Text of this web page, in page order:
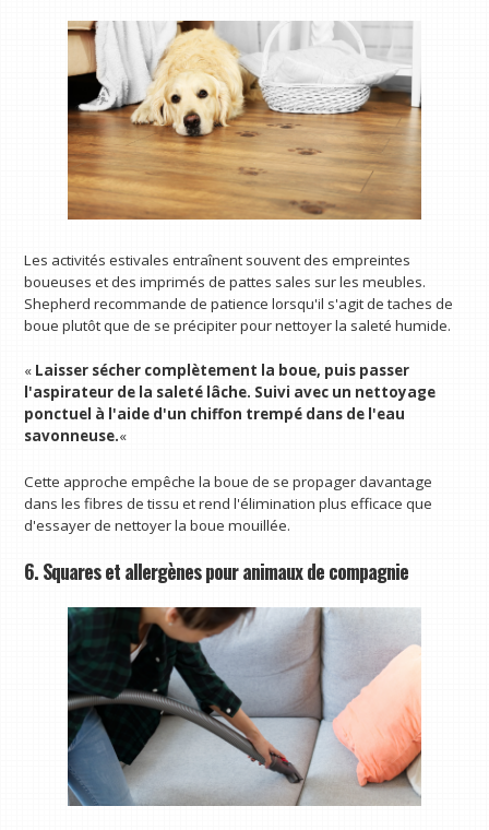
Les activités estivales entraînent souvent des empreintes
boueuses et des imprimés de pattes sales sur les meubles.
Shepherd recommande de patience lorsqu'il s'agit de taches de
boue plutôt que de se précipiter pour nettoyer la saleté humide.
« Laisser sécher complètement la boue, puis passer
l'aspirateur de la saleté lâche. Suivi avec un nettoyage
ponctuel à l'aide d'un chiffon trempé dans de l'eau
savonneuse.«
Cette approche empêche la boue de se propager davantage
dans les fibres de tissu et rend l'élimination plus efficace que
d'essayer de nettoyer la boue mouillée.
6. Squares et allergènes pour animaux de compagnie